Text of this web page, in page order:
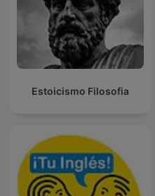
Estoicismo Filosofia